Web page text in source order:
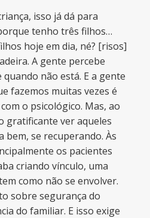
isso já dá para
tenho três filhos…
hoje em dia, né? [risos]
A gente percebe
não está. E a gente
fazemos muitas vezes é
o psicológico. Mas, ao
gratificante ver aqueles
se recuperando. Às
os pacientes
criando vínculo, uma
como não se envolver.
sobre segurança do
do familiar. E isso exige